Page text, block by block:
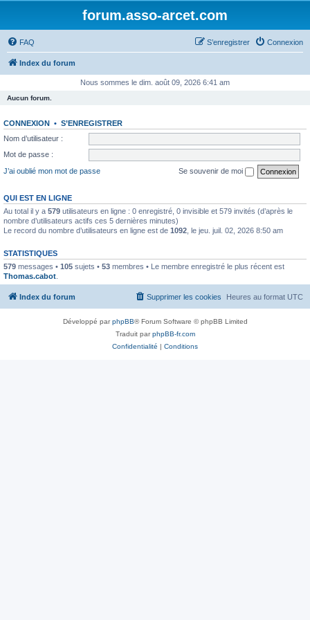
forum.asso-arcet.com
FAQ Connexion
S’enregistrer
Index du forum
Nous sommes le dim. août 09, 2026 6:41 am
Aucun forum.
CONNEXION • S’ENREGISTRER
Nom d’utilisateur :
Mot de passe :
J’ai oublié mon mot de passe
Se souvenir de moi
QUI EST EN LIGNE
Au total il y a 579 utilisateurs en ligne : 0 enregistré, 0 invisible et 579 invités (d’après le
nombre d’utilisateurs actifs ces 5 dernières minutes)
Le record du nombre d’utilisateurs en ligne est de 1092 , le jeu. juil. 02, 2026 8:50 am
STATISTIQUES
579 messages • 105 sujets • 53 membres • Le membre enregistré le plus récent est
Thomas.cabot
Index du forum Heures au format UTC
Supprimer les cookies
Développé parphpBB® Forum Software © phpBB Limited
Traduit parphpBB-fr.com
Confidentialité | Conditions